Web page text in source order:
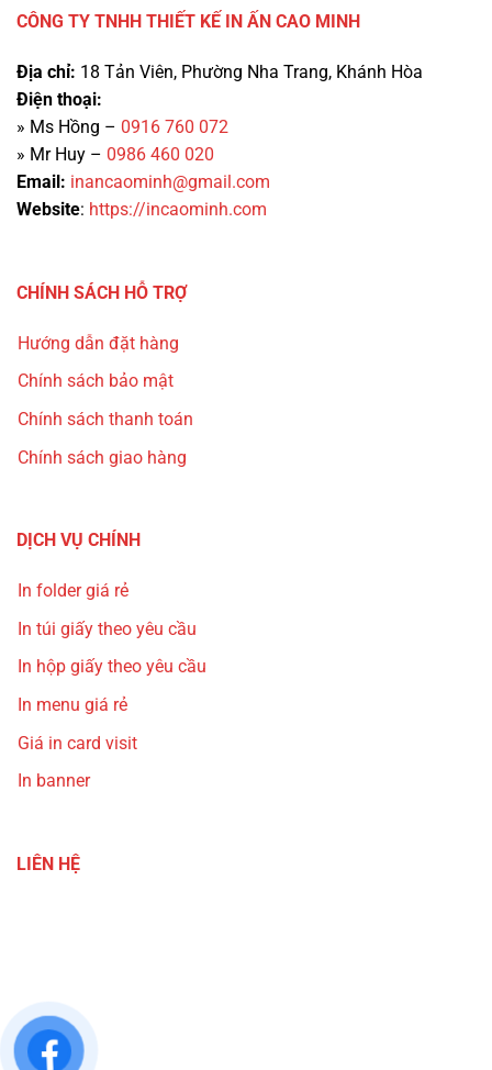
CÔNG TY TNHH THIẾT KẾ IN ẤN CAO MINH
Địa chỉ: 18 Tản Viên, Phường Nha Trang, Khánh Hòa
Điện thoại:
» Ms Hồng – 0916 760 072
» Mr Huy – 0986 460 020
Email: inancaominh@gmail.com
Website: https://incaominh.com
CHÍNH SÁCH HỖ TRỢ
Hướng dẫn đặt hàng
Chính sách bảo mật
Chính sách thanh toán
Chính sách giao hàng
DỊCH VỤ CHÍNH
In folder giá rẻ
In túi giấy theo yêu cầu
In hộp giấy theo yêu cầu
In menu giá rẻ
Giá in card visit
In banner
LIÊN HỆ